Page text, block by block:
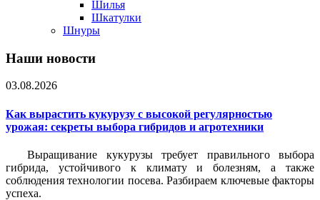
Шилья
Шкатулки
Шнуры
Наши новости
03.08.2026
Как вырастить кукурузу с высокой регулярностью
урожая: секреты выбора гибридов и агротехники
Выращивание кукурузы требует правильного выбора
гибрида, устойчивого к климату и болезням, а также
соблюдения технологии посева. Разбираем ключевые факторы
успеха.